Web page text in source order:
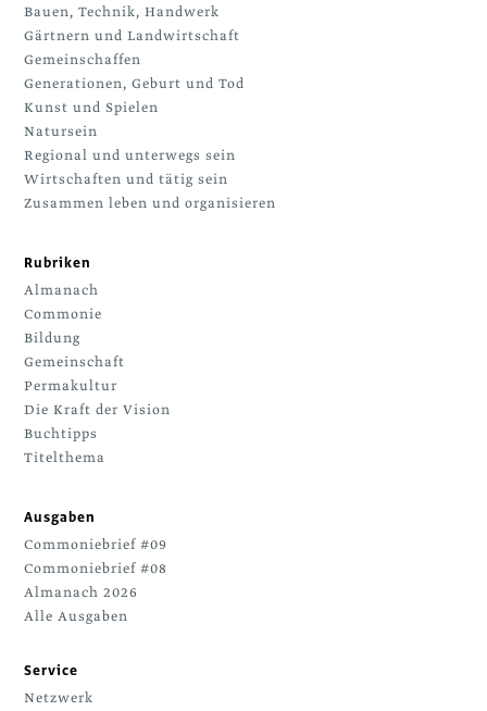
Bauen, Technik, Handwerk
Gärtnern und Landwirtschaft
Gemeinschaffen
Generationen, Geburt und Tod
Kunst und Spielen
Natursein
Regional und unterwegs sein
Wirtschaften und tätig sein
Zusammen leben und organisieren
Rubriken
Almanach
Commonie
Bildung
Gemeinschaft
Permakultur
Die Kraft der Vision
Buchtipps
Titelthema
Ausgaben
Commoniebrief #09
Commoniebrief #08
Almanach 2026
Alle Ausgaben
Service
Netzwerk